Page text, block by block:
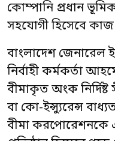
কোম্পানি প্রধান
সহযোগী হিসেবে
বাংলাদেশ জেনারেল
নির্বাহী কর্মকর্তা
বীমাকৃত অংক
বা কো-ইন্স্যুরেন্স
বীমা করপোরেশনকে